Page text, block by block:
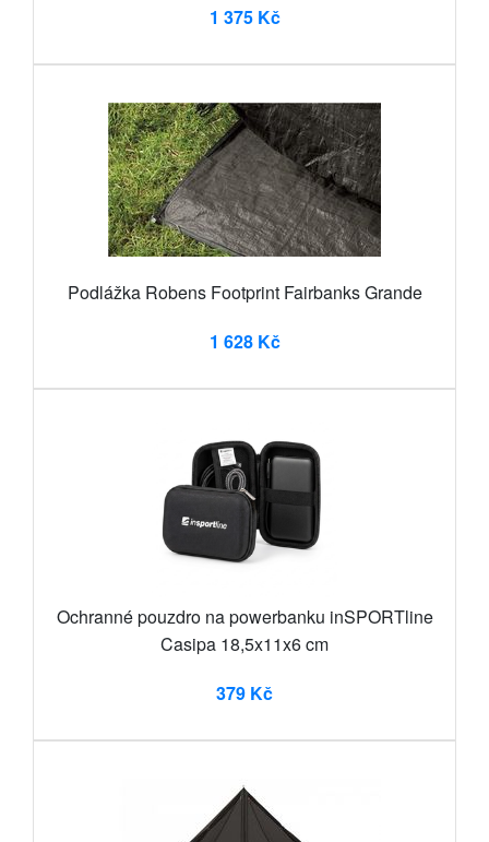
1 375 Kč
Podlážka Robens Footprint Fairbanks Grande
1 628 Kč
Ochranné pouzdro na powerbanku inSPORTline
Casipa 18,5x11x6 cm
379 Kč